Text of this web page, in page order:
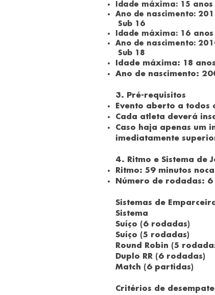
Idade máxima: 15 anos
Ano de nascimento:
Sub 16
Idade máxima: 16 anos
Ano de nascimento:
Sub 18
Idade máxima: 18 anos
Ano de nascimento:
3. Pré-requisitos
Evento aberto a todos
Cada atleta deverá
Caso haja apenas um
imediatamente
4. Ritmo e Sistema de
Ritmo: 59 minutos
Número de rodadas:
Sistemas de
Sistema
Suíço (6 rodadas)
Suíço (5 rodadas)
Round Robin (5
Duplo RR (6
Match (6
Critérios de